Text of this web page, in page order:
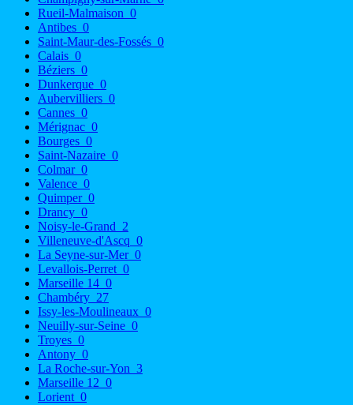
Rueil-Malmaison 0
Antibes 0
Saint-Maur-des-Fossés 0
Calais 0
Béziers 0
Dunkerque 0
Aubervilliers 0
Cannes 0
Mérignac 0
Bourges 0
Saint-Nazaire 0
Colmar 0
Valence 0
Quimper 0
Drancy 0
Noisy-le-Grand 2
Villeneuve-d'Ascq 0
La Seyne-sur-Mer 0
Levallois-Perret 0
Marseille 14 0
Chambéry 27
Issy-les-Moulineaux 0
Neuilly-sur-Seine 0
Troyes 0
Antony 0
La Roche-sur-Yon 3
Marseille 12 0
Lorient 0